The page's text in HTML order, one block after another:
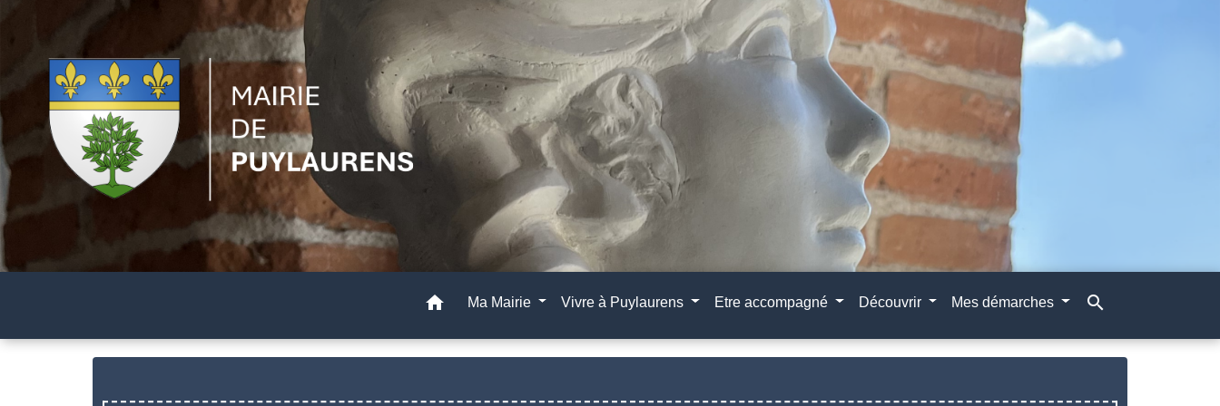
home Ma Mairie Vivre à Puylaurens Etre accompagné Découvrir Mes démarches search